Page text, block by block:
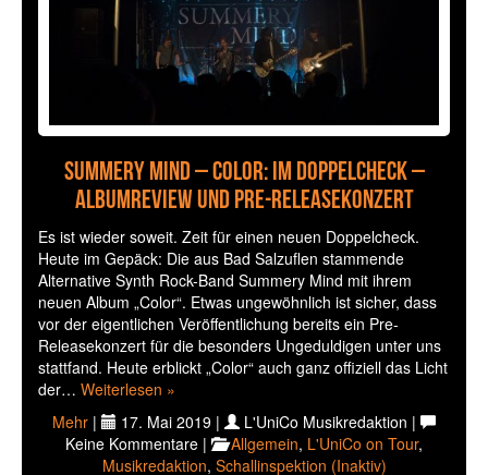
Summery Mind – Color: Im Doppelcheck –
Albumreview und Pre-Releasekonzert
Es ist wieder soweit. Zeit für einen neuen Doppelcheck.
Heute im Gepäck: Die aus Bad Salzuflen stammende
Alternative Synth Rock-Band Summery Mind mit ihrem
neuen Album „Color“. Etwas ungewöhnlich ist sicher, dass
vor der eigentlichen Veröffentlichung bereits ein Pre-
Releasekonzert für die besonders Ungeduldigen unter uns
stattfand. Heute erblickt „Color“ auch ganz offiziell das Licht
der… Weiterlesen »
Mehr | 17. Mai 2019 |
L'UniCo Musikredaktion |
Keine Kommentare |
Allgemein, L'UniCo on Tour,
Musikredaktion, Schallinspektion (Inaktiv)